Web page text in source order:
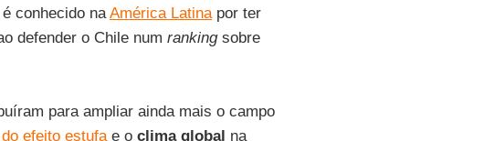
conhecido naAmérica Latinapor ter
defender o Chile num rankingsobre
para ampliar ainda mais o campo
efeito estufae o clima global na